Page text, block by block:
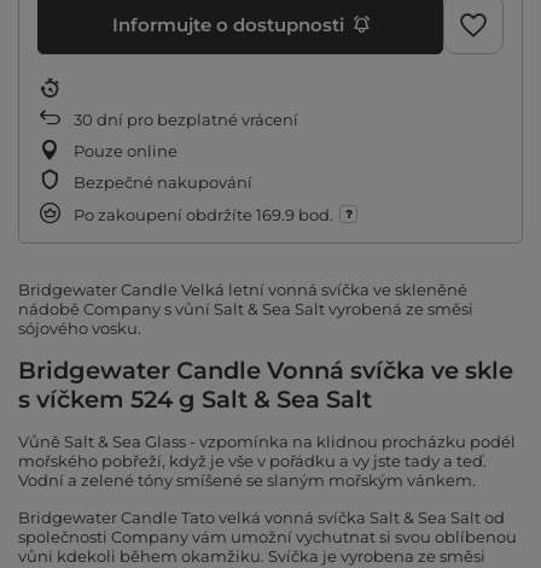
Informujte o dostupnosti
30 dní pro bezplatné vrácení
Pouze online
Bezpečné nakupování
Po zakoupení obdržíte 169.9 bod.
Bridgewater Candle Velká letní vonná svíčka ve skleněné
nádobě Company s vůní Salt & Sea Salt vyrobená ze směsi
sójového vosku.
Bridgewater Candle Vonná svíčka ve skle
s víčkem 524 g Salt & Sea Salt
Vůně Salt & Sea Glass - vzpomínka na klidnou procházku podél
mořského pobřeží, když je vše v pořádku a vy jste tady a teď.
Vodní a zelené tóny smíšené se slaným mořským vánkem.
Bridgewater Candle Tato velká vonná svíčka Salt & Sea Salt od
společnosti Company vám umožní vychutnat si svou oblíbenou
vůni kdekoli během okamžiku. Svíčka je vyrobena ze směsi